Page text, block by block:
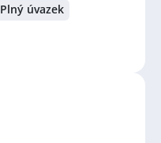
Plný úvazek